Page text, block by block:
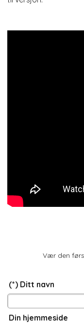
Vær den
(*) Ditt navn
Din hjemmeside